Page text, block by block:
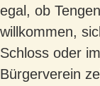
egal, ob
willkommen,
Schloss oder
Bürgerverein